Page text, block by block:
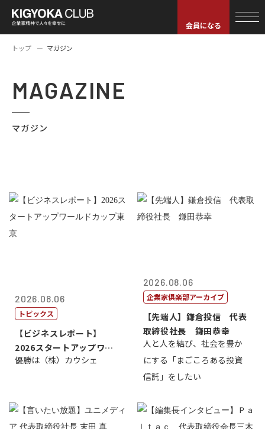
会員になる
トップ マガジン
MAGAZINE
マガジン
2026.08.06
トピックス
【ビジネスレポート】
2026スタートアップワー
ルドカップ東京
優勝は（株）カウシェ
2026.08.06
企業家倶楽部アーカイブ
【先端人】鎌倉投信 代表
取締役社長 鎌田恭幸
人と人を結び、社会を豊か
にする「まごころある投資
信託」をしたい